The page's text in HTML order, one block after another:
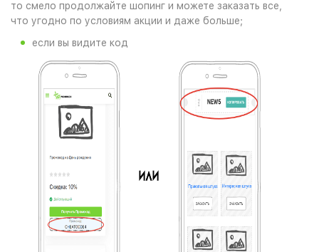
то смело продолжайте шопинг и можете заказать все,
что угодно по условиям акции и даже больше;
если вы видите код